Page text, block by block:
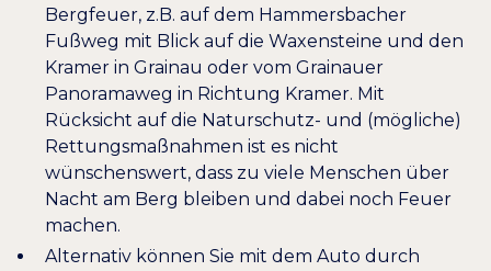
Bergfeuer, z.B. auf dem Hammersbacher
Fußweg mit Blick auf die Waxensteine und den
Kramer in Grainau oder vom Grainauer
Panoramaweg in Richtung Kramer. Mit
Rücksicht auf die Naturschutz- und (mögliche)
Rettungsmaßnahmen ist es nicht
wünschenswert, dass zu viele Menschen über
Nacht am Berg bleiben und dabei noch Feuer
machen.
Alternativ können Sie mit dem Auto durch